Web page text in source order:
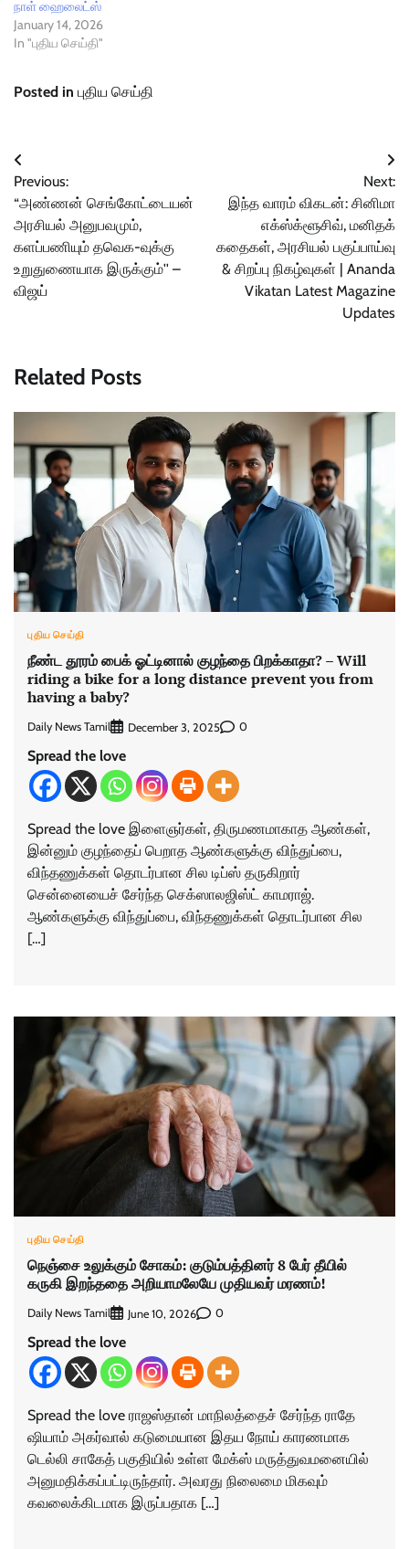
நாள் ஹைலைட்ஸ்
January 14, 2026
In "புதிய செய்தி"
Posted in புதிய செய்தி
Post
navigation
Previous:
“அண்ணன் செங்கோட்டையன்
அரசியல் அனுபவமும்,
களப்பணியும் தவெக-வுக்கு
உறுதுணையாக இருக்கும்'' –
விஜய்
Next:
இந்த வாரம் விகடன்: சினிமா
எக்ஸ்க்ளூசிவ், மனிதக்
கதைகள், அரசியல் பகுப்பாய்வு
& சிறப்பு நிகழ்வுகள் | Ananda
Vikatan Latest Magazine
Updates
Related Posts
புதிய செய்தி
நீண்ட தூரம் பைக் ஓட்டினால் குழந்தை பிறக்காதா? – Will
riding a bike for a long distance prevent you from
having a baby?
Daily News Tamil December 3, 2025 0
Spread the love
Spread the love இளைஞர்கள், திருமணமாகாத ஆண்கள்,
இன்னும் குழந்தைப் பெறாத ஆண்களுக்கு விந்துப்பை,
விந்தணுக்கள் தொடர்பான சில டிப்ஸ் தருகிறார்
சென்னையைச் சேர்ந்த செக்ஸாலஜிஸ்ட் காமராஜ்.
ஆண்களுக்கு விந்துப்பை, விந்தணுக்கள் தொடர்பான சில
[…]
புதிய செய்தி
நெஞ்சை உலுக்கும் சோகம்: குடும்பத்தினர் 8 பேர் தீயில்
கருகி இறந்ததை அறியாமலேயே முதியவர் மரணம்!
Daily News Tamil June 10, 2026 0
Spread the love
Spread the love ராஜஸ்தான் மாநிலத்தைச் சேர்ந்த ராதே
ஷியாம் அகர்வால் கடுமையான இதய நோய் காரணமாக
டெல்லி சாகேத் பகுதியில் உள்ள மேக்ஸ் மருத்துவமனையில்
அனுமதிக்கப்பட்டிருந்தார். அவரது நிலைமை மிகவும்
கவலைக்கிடமாக இருப்பதாக […]